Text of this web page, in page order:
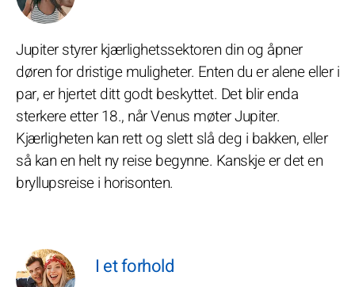
Jupiter styrer kjærlighetssektoren din og åpner
døren for dristige muligheter. Enten du er alene eller i
par, er hjertet ditt godt beskyttet. Det blir enda
sterkere etter 18., når Venus møter Jupiter.
Kjærligheten kan rett og slett slå deg i bakken, eller
så kan en helt ny reise begynne. Kanskje er det en
bryllupsreise i horisonten.
I et forhold